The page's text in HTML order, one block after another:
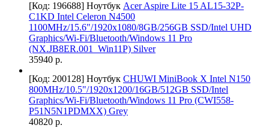
[Код: 196688] Ноутбук Acer Aspire Lite 15 AL15-32P-
C1KD Intel Celeron N4500
1100MHz/15.6"/1920x1080/8GB/256GB SSD/Intel UHD
Graphics/Wi-Fi/Bluetooth/Windows 11 Pro
(NX.JB8ER.001_Win11P) Silver
35940 р.
[Код: 200128] Ноутбук CHUWI MiniBook X Intel N150
800MHz/10.5"/1920x1200/16GB/512GB SSD/Intel
Graphics/Wi-Fi/Bluetooth/Windows 11 Pro (CWI558-
P51N5N1PDMXX) Grey
40820 р.